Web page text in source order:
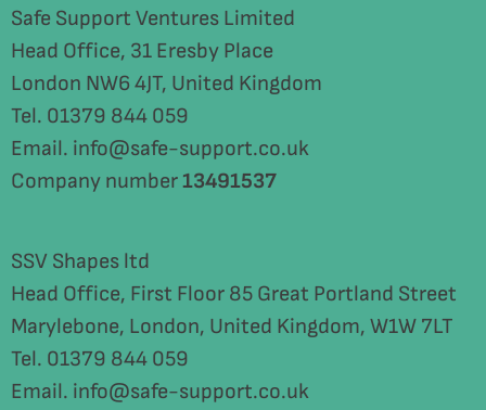
Safe Support Ventures Limited
Head Office, 31 Eresby Place
London NW6 4JT, United Kingdom
Tel. 01379 844 059
Email. info@safe-support.co.uk
Company number13491537
SSV Shapes ltd
Head Office, First Floor 85 Great Portland Street
Marylebone, London, United Kingdom, W1W 7LT
Tel. 01379 844 059
Email. info@safe-support.co.uk